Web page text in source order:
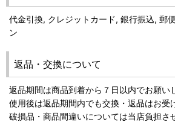
代金引換, クレジットカード, 銀行振込, 郵
ン
返品・交換について
返品期間は商品到着から７日以内でお願い
使用後は返品期間内でも交換・返品はお受
破損品・商品間違いについては当店負担さ